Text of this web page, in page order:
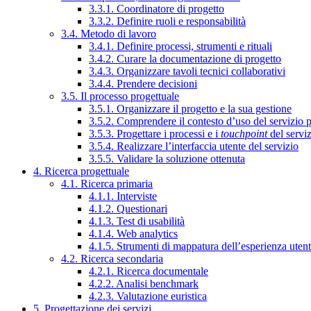
3.3.1. Coordinatore di progetto
3.3.2. Definire ruoli e responsabilità
3.4. Metodo di lavoro
3.4.1. Definire processi, strumenti e rituali
3.4.2. Curare la documentazione di progetto
3.4.3. Organizzare tavoli tecnici collaborativi
3.4.4. Prendere decisioni
3.5. Il processo progettuale
3.5.1. Organizzare il progetto e la sua gestione
3.5.2. Comprendere il contesto d’uso del servizio
3.5.3. Progettare i processi e i touchpointdel
3.5.4. Realizzare l’interfaccia utente del servizio
3.5.5. Validare la soluzione ottenuta
4. Ricerca progettuale
4.1. Ricerca primaria
4.1.1. Interviste
4.1.2. Questionari
4.1.3. Test di usabilità
4.1.4. Web analytics
4.1.5. Strumenti di mappatura dell’esperienza
4.2. Ricerca secondaria
4.2.1. Ricerca documentale
4.2.2. Analisi benchmark
4.2.3. Valutazione euristica
5. Progettazione dei servizi